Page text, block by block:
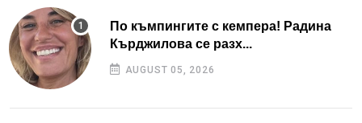
По къмпингите с кемпера! Радина
Кърджилова се разх...
AUGUST 05, 2026